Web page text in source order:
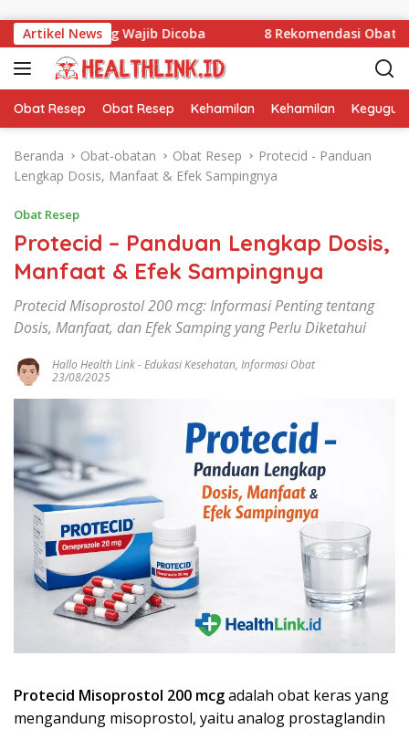
Artikel News
Wajib Dicoba 8 Rekomendasi Obat Kuat Pria
Obat Resep Obat Resep Kehamilan Kehamilan
Beranda Obat-obatan Obat Resep
Protecid - Panduan
Lengkap Dosis, Manfaat & Efek Sampingnya
Obat Resep
Protecid – Panduan Lengkap Dosis,
Manfaat & Efek Sampingnya
Protecid Misoprostol 200 mcg: Informasi Penting tentang
Dosis, Manfaat, dan Efek Samping yang Perlu Diketahui
Hallo Health Link-Edukasi Kesehatan, Informasi Obat
23/08/2025
Protecid Misoprostol 200 mcgadalah obat keras yang
mengandung misoprostol, yaitu analog prostaglandin